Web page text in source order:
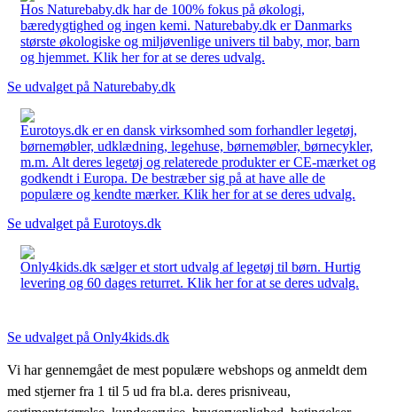
Hos Naturebaby.dk har de 100% fokus på økologi,
bæredygtighed og ingen kemi. Naturebaby.dk er Danmarks
største økologiske og miljøvenlige univers til baby, mor, barn
og hjemmet. Klik her for at se deres udvalg.
Se udvalget på Naturebaby.dk
Eurotoys.dk er en dansk virksomhed som forhandler legetøj,
børnemøbler, udklædning, legehuse, børnemøbler, børnecykler,
m.m. Alt deres legetøj og relaterede produkter er CE-mærket og
godkendt i Europa. De bestræber sig på at have alle de
populære og kendte mærker. Klik her for at se deres udvalg.
Se udvalget på Eurotoys.dk
Only4kids.dk sælger et stort udvalg af legetøj til børn. Hurtig
levering og 60 dages returret. Klik her for at se deres udvalg.
Se udvalget på Only4kids.dk
Vi har gennemgået de mest populære webshops og anmeldt dem
med stjerner fra 1 til 5 ud fra bl.a. deres prisniveau,